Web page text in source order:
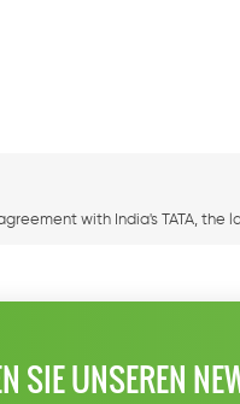
with India's TATA,
SIE UNSEREN